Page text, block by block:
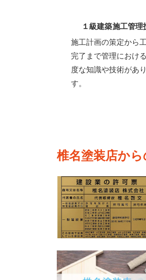
１級建築施工管理
施工計画の策定から
完了まで管理におけ
度な知識や技術があ
す。
椎名塗装店か